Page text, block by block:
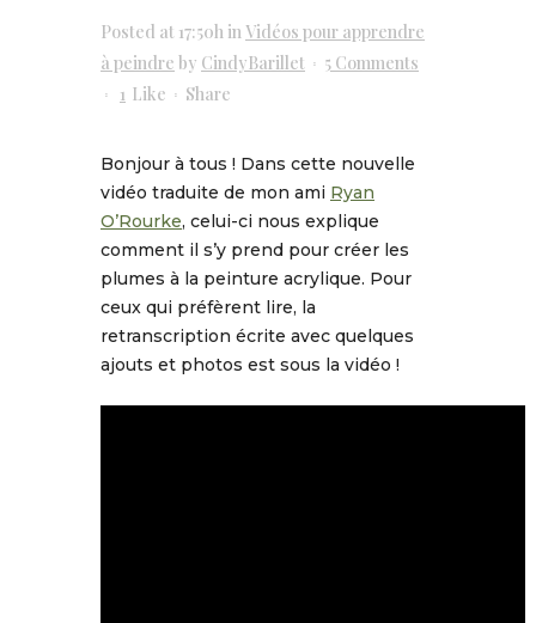
Posted at 17:50h in Vidéos pour apprendre
à peindre by CindyBarillet
5 Comments
1 Like Share
Bonjour à tous ! Dans cette nouvelle
vidéo traduite de mon ami Ryan
O’Rourke, celui-ci nous explique
comment il s’y prend pour créer les
plumes à la peinture acrylique. Pour
ceux qui préfèrent lire, la
retranscription écrite avec quelques
ajouts et photos est sous la vidéo !